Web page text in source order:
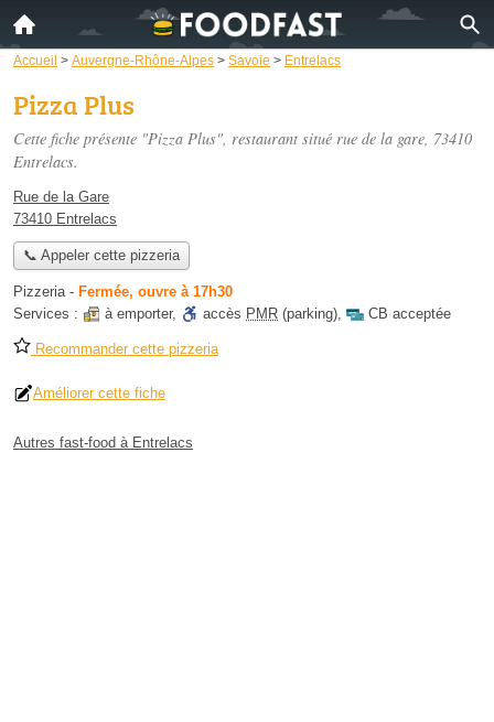
Accueil > Auvergne-Rhône-Alpes > Savoie > Entrelacs
Pizza Plus
Cette fiche présente "Pizza Plus", restaurant situé rue de la gare, 73410
Entrelacs.
Rue de la Gare
73410 Entrelacs
📞 Appeler cette pizzeria
Pizzeria- Fermée, ouvre à 17h30
Services :
à emporter, accès PMR (parking), CB acceptée
Recommander cette pizzeria
Améliorer cette fiche
Autres fast-food à Entrelacs